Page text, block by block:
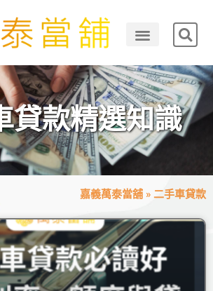
貸款精選知識
嘉義萬泰當舖 » 二手車貸款